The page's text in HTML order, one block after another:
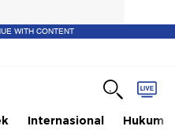
WITH CONTENT
Internasional Hukum